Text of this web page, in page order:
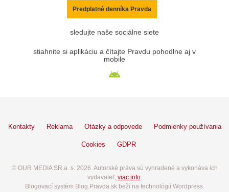
Predplatné denníka Pravda
sledujte naše sociálne siete
stiahnite si aplikáciu a čítajte Pravdu pohodlne aj v
mobile
Kontakty Reklama Otázky a odpovede Podmienky používania
Cookies GDPR
© OUR MEDIA SR a. s. 2026. Autorské práva sú vyhradené a vykonáva ich
vydavateľ, viac info.
Blogovací systém Blog.Pravda.sk beží na technológií Wordpress.